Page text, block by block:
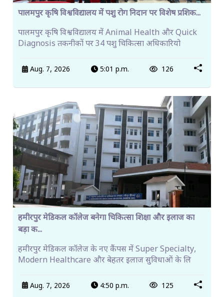
पालमपुर कृषि विश्वविद्यालय में पशु रोग निदान पर विशेष प्रशिक...
पालमपुर कृषि विश्वविद्यालय में Animal Health और Quick
Diagnosis तकनीकों पर 34 पशु चिकित्सा अधिकारियो
Aug. 7, 2026 5:01 p.m. 126
हमीरपुर मेडिकल कॉलेज बनेगा चिकित्सा शिक्षा और इलाज का
बड़ा क...
हमीरपुर मेडिकल कॉलेज के नए कैंपस में Super Specialty,
Modern Healthcare और बेहतर इलाज सुविधाओं के लि
Aug. 7, 2026 4:50 p.m. 125